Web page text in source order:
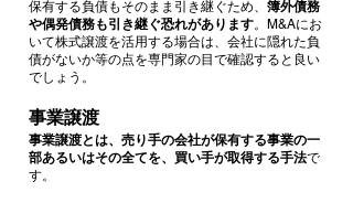
保有する負債もそのまま引き継ぐため、 簿外債務
や偶発債務も引き継ぐ恐れがあります。M&Aにお
いて株式譲渡を活用する場合は、会社に隠れた負
債がないか等の点を専門家の目で確認すると良い
でしょう。
事業譲渡
事業譲渡とは、売り手の会社が保有する事業の一
部あるいはその全てを、買い手が取得する手法で
す。